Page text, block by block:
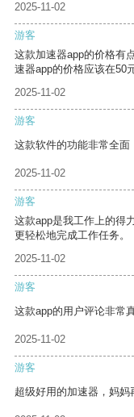
2025-11-02
游客
这款加速器app的价格有
速器app的价格应该在50
2025-11-02
游客
这款软件的功能非常全面
2025-11-02
游客
这款app是我工作上的得
更轻松地完成工作任务。
2025-11-02
游客
这款app的用户评论非常
2025-11-02
游客
超级好用的加速器，妈妈